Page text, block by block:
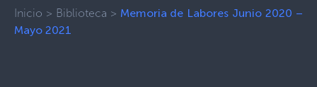
Inicio > Biblioteca > Memoria de Labores Junio 2020 –
Mayo 2021